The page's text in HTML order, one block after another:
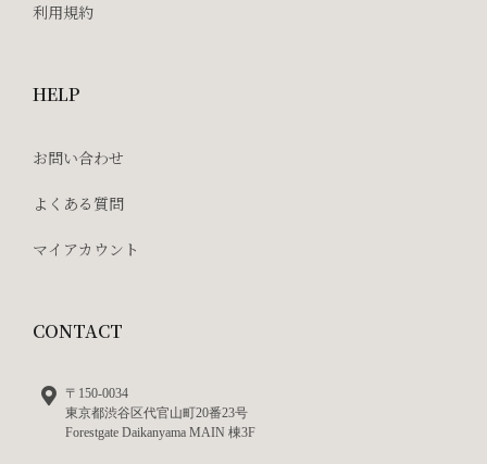
利用規約
HELP
お問い合わせ
よくある質問
マイアカウント
CONTACT
〒150-0034
東京都渋谷区代官山町20番23号
Forestgate Daikanyama MAIN 棟3F